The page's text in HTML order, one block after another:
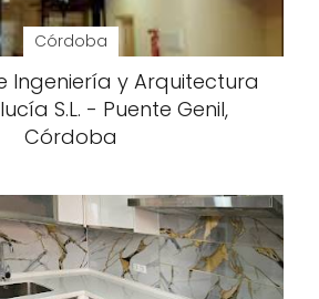
Córdoba
Ingeniería y Arquitectura
S.L. - Puente Genil,
Córdoba